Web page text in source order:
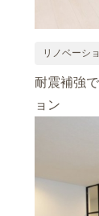
リノベーシ
耐震補強
ョン